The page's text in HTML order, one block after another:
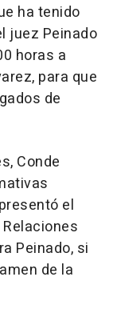
ha tenido
juez Peinado
horas a
para que
de
Conde
el
Peinado, si
de la